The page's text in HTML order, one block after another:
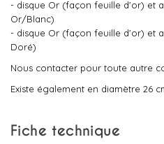
- disque Or (façon feuille d'or) et
Or/Blanc)
- disque Or (façon feuille d'or) et
Doré)
Nous contacter pour toute autre
Existe également en diamètre 26
Fiche technique